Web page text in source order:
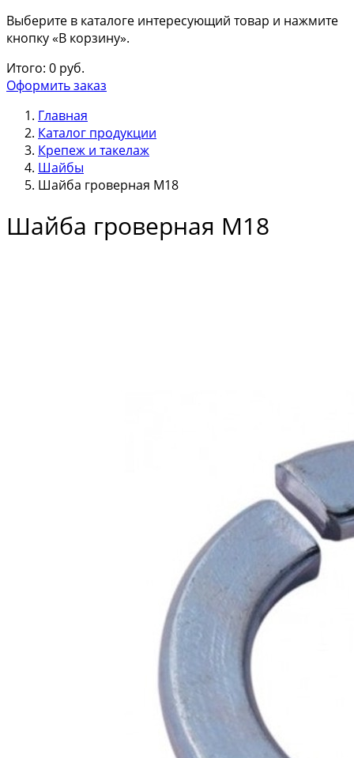
Выберите в каталоге интересующий товар и нажмите
кнопку «В корзину».
Итого: 0 руб.
Оформить заказ
Главная
Каталог продукции
Крепеж и такелаж
Шайбы
Шайба гроверная М18
Шайба гроверная М18